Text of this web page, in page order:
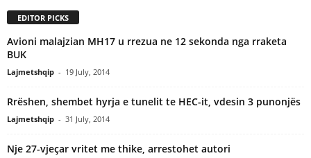
EDITOR PICKS
Avioni malajzian MH17 u rrezua ne 12 sekonda nga rraketa
BUK
Lajmetshqip - 19 July, 2014
Rrëshen, shembet hyrja e tunelit te HEC-it, vdesin 3 punonjës
Lajmetshqip - 31 July, 2014
Nje 27-vjeçar vritet me thike, arrestohet autori